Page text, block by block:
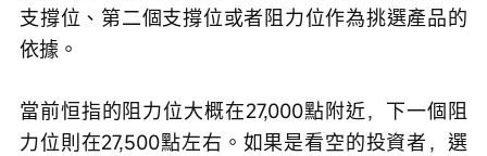
支撐位、第二個支撐位或者阻力位作為挑選產品的
依據。
當前恒指的阻力位大概在27,000點附近，下一個阻
力位則在27,500點左右。如果是看空的投資者，選